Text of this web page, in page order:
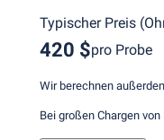
Typischer Preis (
420 $pro Probe
Wir berechnen
Bei großen Chargen